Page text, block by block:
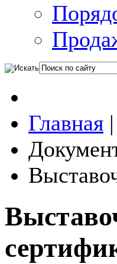
Главная |